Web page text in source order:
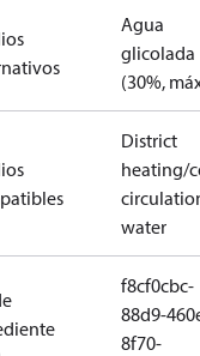
Agua
glicolada
(30%,
District
heating/
water
f8cf0cbc-
88d9-
8f70-